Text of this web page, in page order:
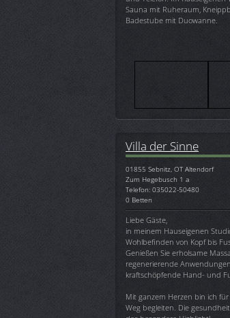
Sauna mit Ruheraum,
Badestube mit Duowanne.
Villa der Sinne
01855 Sebnitz, OT Altendorf
Zum Hegebusch 1 a
Telefon: 035022-50480
0 Betten
Liebe Gäste,
in meinem Hauseigenen
Wohlbefinden von Kopf bis
Genießen Sie erholsame
regenerierende
kraftschöpfende Hand- und
Mit ganzem Herzen bin ich
Weg begleiten. Die